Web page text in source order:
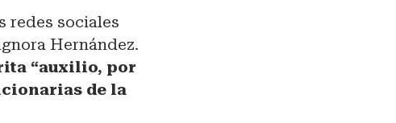
redes sociales
Hernández.
“auxilio, por
de la